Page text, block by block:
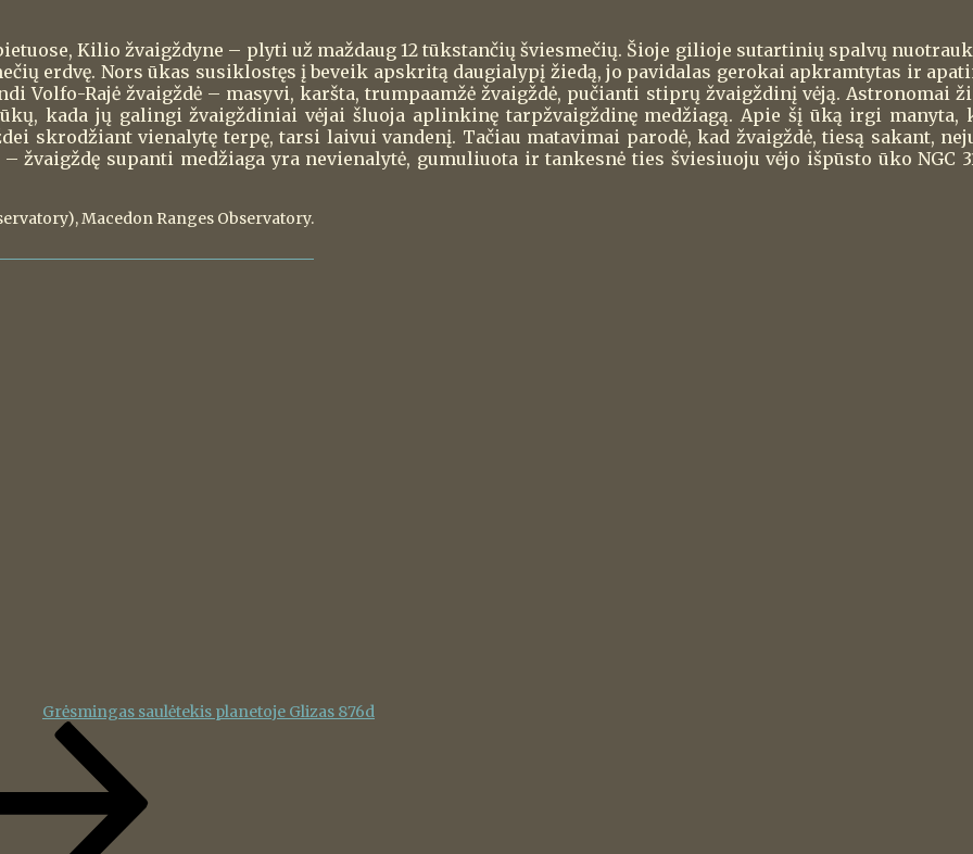
Kilio žvaigždyne – plyti už maždaug 12 tūkstančių šviesmečių. Šioje gilioje sutartinių spalvų
erdvę. Nors ūkas susiklostęs į beveik apskritą daugialypį žiedą, jo pavidalas gerokai apkramtytas ir
Volfo-Rajė žvaigždė – masyvi, karšta, trumpaamžė žvaigždė, pučianti stiprų žvaigždinį vėją. Astronomai
kada jų galingi žvaigždiniai vėjai šluoja aplinkinę tarpžvaigždinę medžiagą. Apie šį ūką irgi manyta,
skrodžiant vienalytę terpę, tarsi laivui vandenį. Tačiau matavimai parodė, kad žvaigždė, tiesą sakant,
supanti medžiaga yra nevienalytė, gumuliuota ir tankesnė ties šviesiuoju vėjo išpūsto ūko NGC
Macedon Ranges Observatory.
Grėsmingas saulėtekis planetoje Glizas 876d